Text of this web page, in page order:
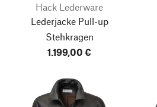
Hack Lederware
Lederjacke Pull-up
Stehkragen
1.199,00 €